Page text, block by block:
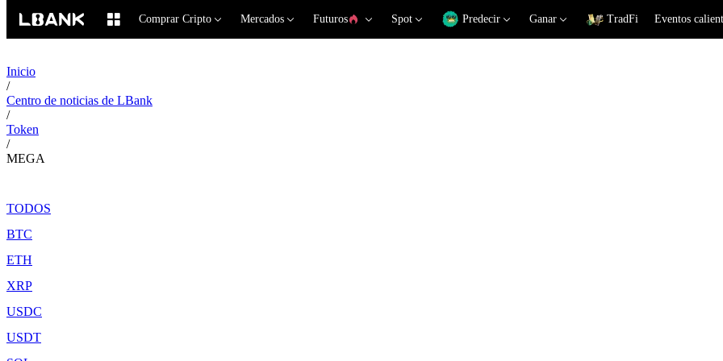
Comprar Cripto Mercados Futuros Spot Predecir Ganar TradFi Eventos
Inicio
/
Centro de noticias de LBank
/
Token
/
MEGA
TODOS
BTC
ETH
XRP
USDC
USDT